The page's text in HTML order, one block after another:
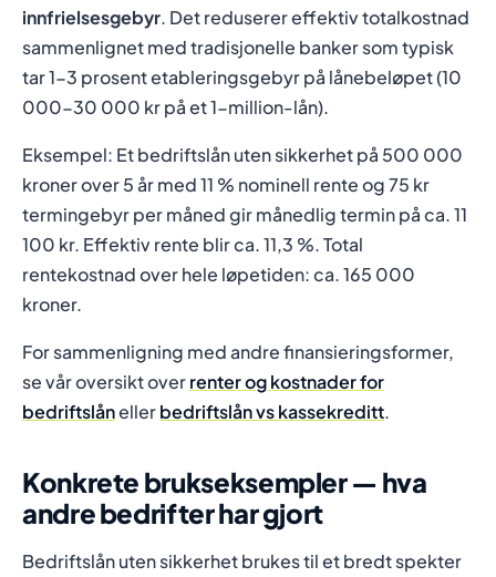
innfrielsesgebyr. Det reduserer effektiv totalkostnad
sammenlignet med tradisjonelle banker som typisk
tar 1-3 prosent etableringsgebyr på lånebeløpet (10
000-30 000 kr på et 1-million-lån).
Eksempel: Et bedriftslån uten sikkerhet på 500 000
kroner over 5 år med 11 % nominell rente og 75 kr
termingebyr per måned gir månedlig termin på ca. 11
100 kr. Effektiv rente blir ca. 11,3 %. Total
rentekostnad over hele løpetiden: ca. 165 000
kroner.
For sammenligning med andre finansieringsformer,
se vår oversikt overrenter og kostnader for
bedriftslånellerbedriftslån vs kassekreditt.
Konkrete brukseksempler — hva
andre bedrifter har gjort
Bedriftslån uten sikkerhet brukes til et bredt spekter